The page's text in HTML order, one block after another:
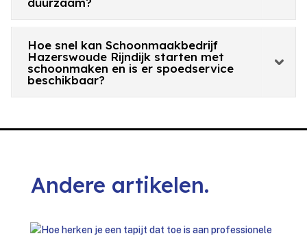
Hoe snel kan Schoonmaakbedrijf
Hazerswoude Rijndijk starten met
schoonmaken en is er spoedservice
beschikbaar?
Andere artikelen.